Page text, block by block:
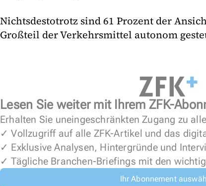
Nichtsdestotrotz sind 61 Prozent der
Großteil der Verkehrsmittel autonom
Lesen Sie weiter mit Ihrem ZFK-
Erhalten Sie uneingeschränkten Zugang zu
✓ Vollzugriff auf alle ZFK-Artikel und das
✓ Exklusive Analysen, Hintergründe und
✓ Tägliche Branchen-Briefings mit den
Ihr Abonnement